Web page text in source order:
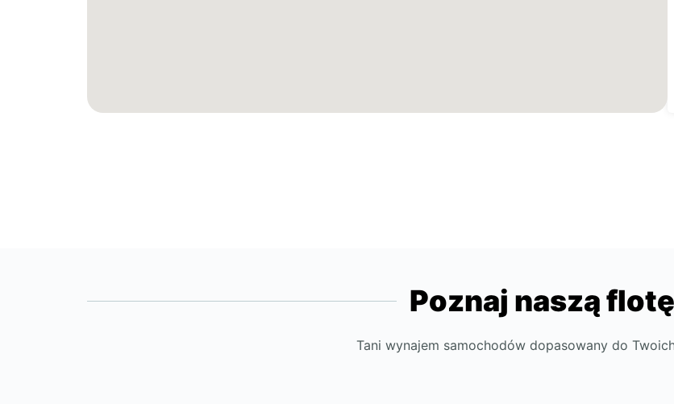
Poznaj naszą flotę
Tani wynajem samochodów dopasowany do